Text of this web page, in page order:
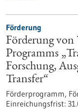
Förderung
Förderung von
Programms
Forschung,
Transfer“
Förderprogramm,
Einreichungsfrist: